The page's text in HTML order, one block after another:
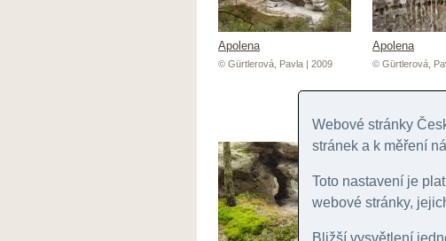
Apolena
© Gürtlerová, Pavla | 2009
Apolena
© Gürtlerová,
Webové stránky
stránek a k měření
Toto nastavení je
webové stránky,
Bližší vysvětlení